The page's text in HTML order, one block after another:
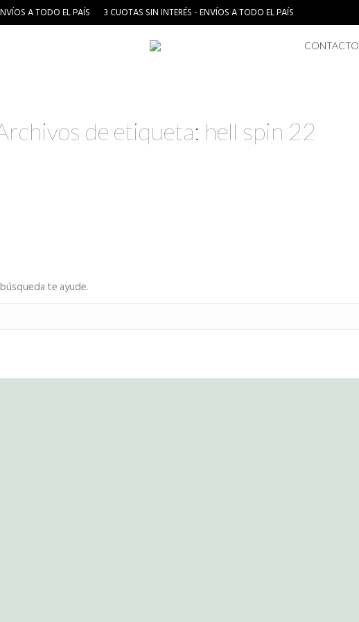
A TODO EL PAÍS 3 CUOTAS SIN INTERÉS - ENVÍOS A TODO EL PAÍS
CONTACTO
de etiqueta: hell spin 22
te ayude.